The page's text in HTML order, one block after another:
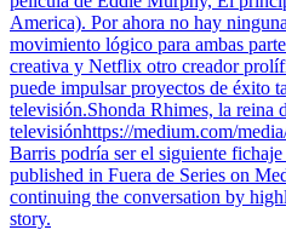
America). Por ahora no hay
movimiento lógico para ambas
creativa y Netflix otro creador
puede impulsar proyectos de éxito
televisión.Shonda Rhimes, la reina
televisiónhttps://medium.com/
Barris podría ser el siguiente
published in Fuera de Series on
continuing the conversation by
story.